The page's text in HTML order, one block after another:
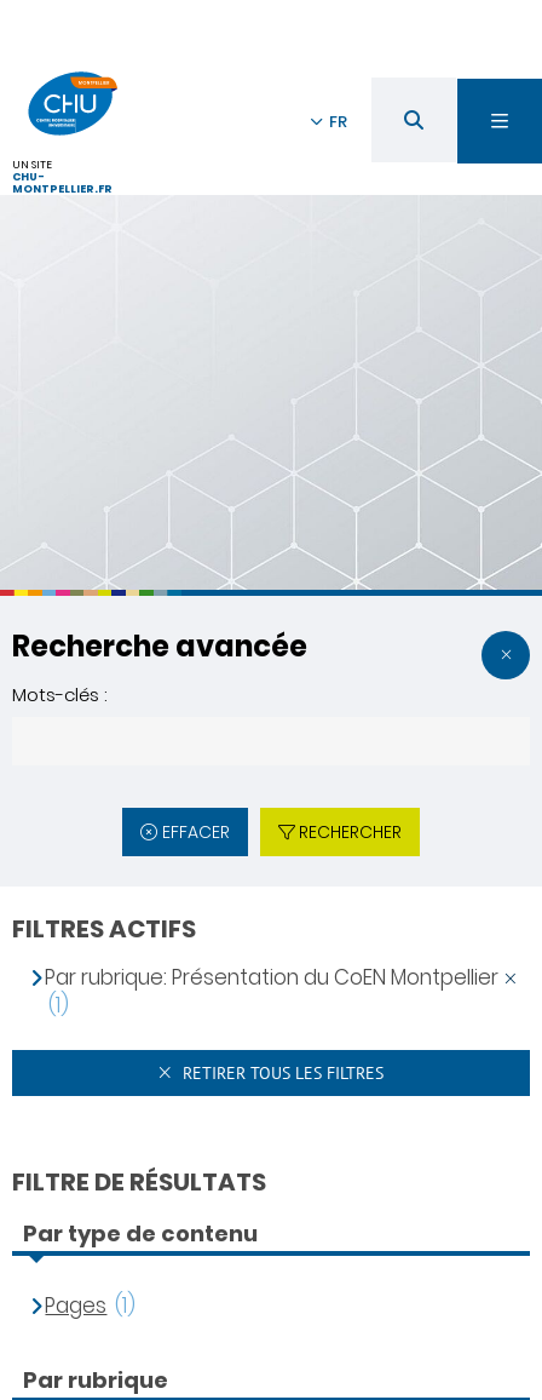
UN SITE
CHU-
MONTPELLIER.FR
FR
Recherche avancée
Mots-clés :
EFFACER RECHERCHER
FILTRES ACTIFS
Par rubrique: Présentation du CoEN Montpellier
(1)
RETIRER TOUS LES FILTRES
FILTRE DE RÉSULTATS
Par type de contenu
Pages (1)
Par rubrique